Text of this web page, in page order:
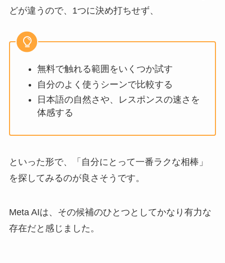
どが違うので、1つに決め打ちせず、
無料で触れる範囲をいくつか試す
自分のよく使うシーンで比較する
日本語の自然さや、レスポンスの速さを
体感する
といった形で、「自分にとって一番ラクな相棒」
を探してみるのが良さそうです。
Meta AIは、その候補のひとつとしてかなり有力な
存在だと感じました。